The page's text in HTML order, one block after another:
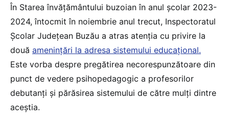
În Starea învățământului buzoian în anul școlar 2023-
2024, întocmit în noiembrie anul trecut, Inspectoratul
Școlar Județean Buzău a atras atenția cu privire la
două amenințări la adresa sistemului educațional.
Este vorba despre pregătirea necorespunzătoare din
punct de vedere psihopedagogic a profesorilor
debutanți și părăsirea sistemului de către mulți dintre
aceștia.